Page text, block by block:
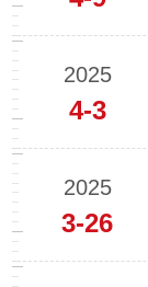
2025
4-3
2025
3-26